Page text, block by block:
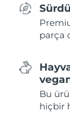
parça
Bu
hiçbir